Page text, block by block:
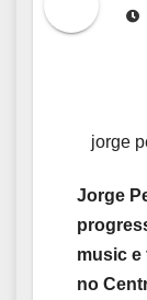
jorge
Jorge
music e
no